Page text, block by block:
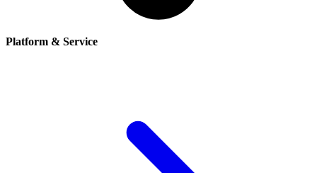
Platform & Service